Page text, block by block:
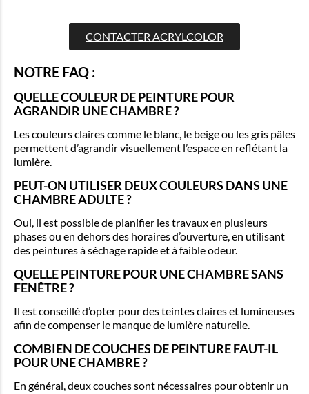
CONTACTER ACRYLCOLOR
NOTRE FAQ :
QUELLE COULEUR DE PEINTURE POUR
AGRANDIR UNE CHAMBRE ?
Les couleurs claires comme le blanc, le beige ou les gris pâles
permettent d’agrandir visuellement l’espace en reflétant la
lumière.
PEUT-ON UTILISER DEUX COULEURS DANS UNE
CHAMBRE ADULTE ?
Oui, il est possible de planifier les travaux en plusieurs
phases ou en dehors des horaires d’ouverture, en utilisant
des peintures à séchage rapide et à faible odeur.
QUELLE PEINTURE POUR UNE CHAMBRE SANS
FENÊTRE ?
Il est conseillé d’opter pour des teintes claires et lumineuses
afin de compenser le manque de lumière naturelle.
COMBIEN DE COUCHES DE PEINTURE FAUT-IL
POUR UNE CHAMBRE ?
En général, deux couches sont nécessaires pour obtenir un